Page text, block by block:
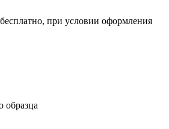
при условии оформления
образца